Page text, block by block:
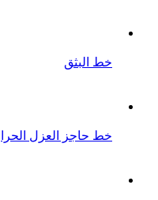
خط البثق
خط حاجز العزل